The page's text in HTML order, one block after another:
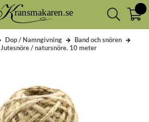
Dop / Namngivning
Band och snören
Jutesnöre / natursnöre. 10 meter